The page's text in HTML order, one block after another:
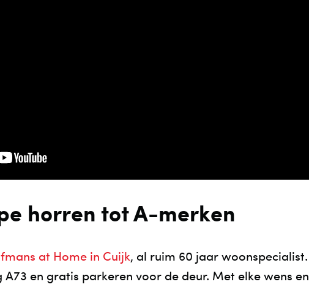
horren tot A-merken
at Home in Cuijk, al ruim 60 jaar woonspecialist.
en gratis parkeren voor de deur. Met elke wens en